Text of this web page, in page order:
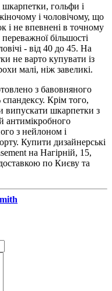
гольфи і
і чоловічому, що
і не впевнені в точному
більшості
- від 40 до 45. На
не варто купувати із
малі, ніж завеликі.
з бавовняного
Крім того,
випускати шкарпетки з
антимікробного
з нейлоном і
Купити дизайнерські
на Нагірній, 15,
по Києву та